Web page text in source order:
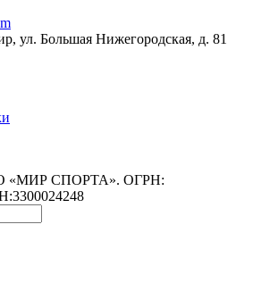
ул. Большая Нижегородская, д. 81
«МИР СПОРТА». ОГРН: